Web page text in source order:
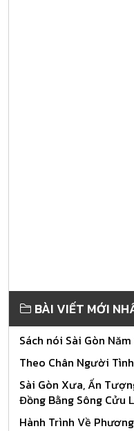
BÀI VIẾT MỚI
Sách nói Sài Gòn
Theo Chân Người
Sài Gòn Xưa, Ấn
Đồng Bằng Sông Cửu
Hành Trình Về